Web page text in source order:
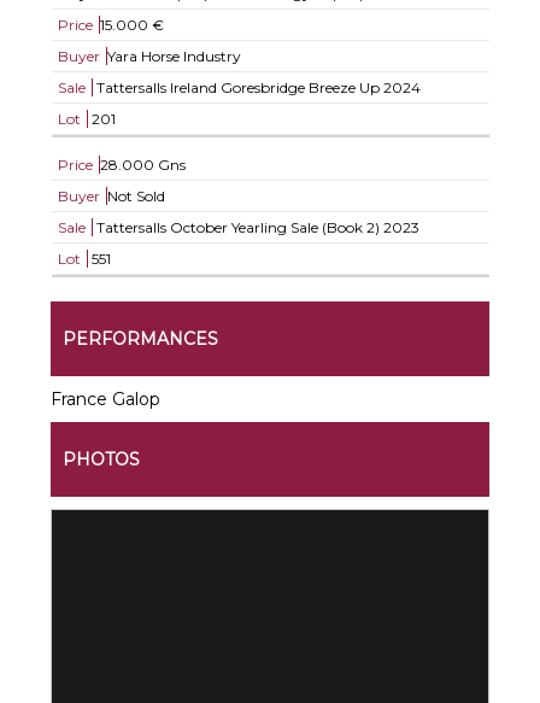
Price 15.000 €
Buyer Yara Horse Industry
Sale
Tattersalls Ireland Goresbridge Breeze Up 2024
Lot
201
Price 28.000 Gns
Buyer Not Sold
Sale
Tattersalls October Yearling Sale (Book 2) 2023
Lot
551
PERFORMANCES
France Galop
PHOTOS